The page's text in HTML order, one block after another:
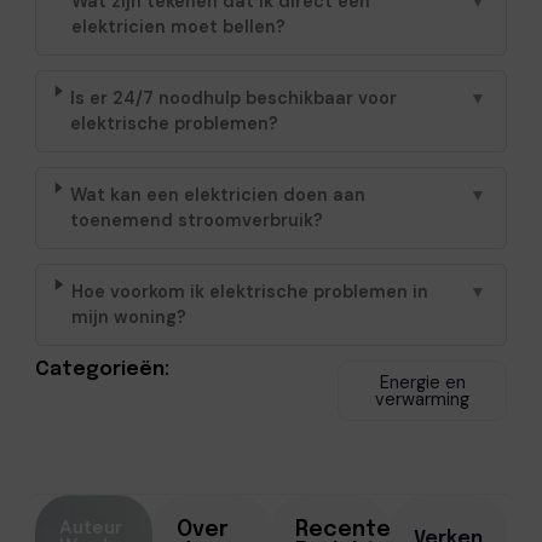
elektricien moet bellen?
Is er 24/7 noodhulp beschikbaar voor
elektrische problemen?
▼
Wat kan een elektricien doen aan
toenemend stroomverbruik?
▼
Hoe voorkom ik elektrische problemen in
mijn woning?
▼
Categorieën:
Energie en
verwarming
Over
Recente